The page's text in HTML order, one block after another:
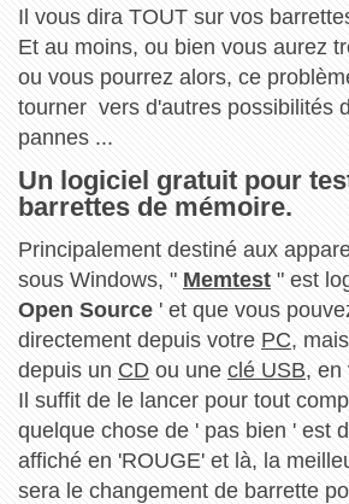
Il vous dira TOUT sur vos
Et au moins, ou bien vous aurez
ou vous pourrez alors, ce
tourner vers d'autres possibilités
pannes ...
Un logiciel gratuit pour
barrettes de mémoire.
Principalement destiné aux
sous Windows, " Memtest" est
Open Source' et que vous
directement depuis votre PC,
depuis un CDou une clé USB, en
Il suffit de le lancer pour tout
quelque chose de ' pas bien ' est
affiché en 'ROUGE' et là, la
sera le changement de barrette